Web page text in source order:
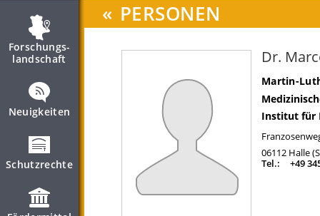
Forschungs­
landschaft
Neuigkeiten
Schutzrechte
« PERSONEN
Dr.
Martin-
Institut für
06112 Halle
Tel.:
+49